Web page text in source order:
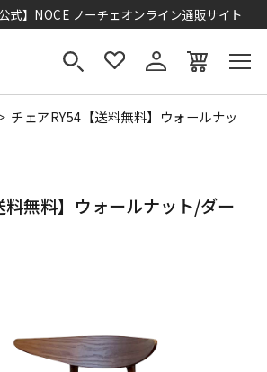
式】NOCE ノーチェオンライン通販サイト
チェアRY54【送料無料】ウォールナッ
料無料】ウォールナット/ダー